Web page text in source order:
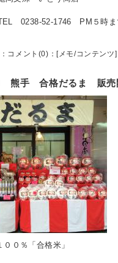
1746 PM５時まで
： コメント(0) ：[メモ/コンテンツ]
熊手 合格だるま 販売
０％「合格米」